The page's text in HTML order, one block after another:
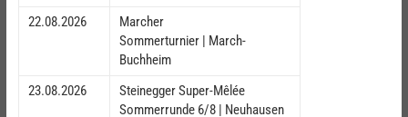
22.08.2026
Marcher
Sommerturnier | March-
Buchheim
23.08.2026
Steinegger Super-Mêlée
Sommerrunde 6/8 | Neuhausen